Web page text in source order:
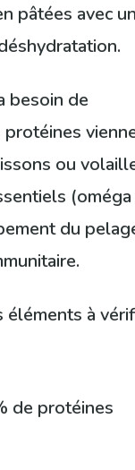
pâtées avec
besoin de
protéines
ou
du
éléments à
de protéines